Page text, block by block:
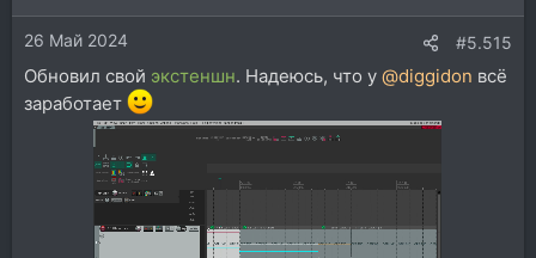
26 Май 2024 #5.515
Обновил свой экстеншн. Надеюсь, что у @diggidon всё
заработает